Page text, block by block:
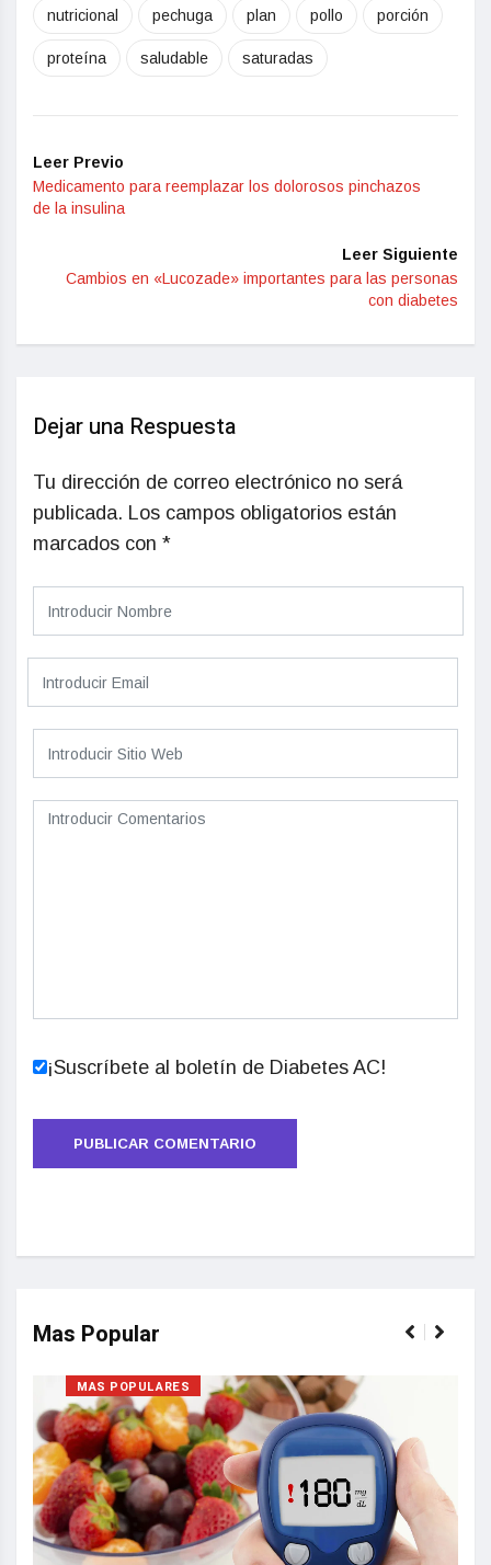
nutricional pechuga plan pollo porción
proteína saludable saturadas
Leer Previo
Medicamento para reemplazar los dolorosos pinchazos
de la insulina
Leer Siguiente
Cambios en «Lucozade» importantes para las personas
con diabetes
Dejar una Respuesta
Tu dirección de correo electrónico no será
publicada. Los campos obligatorios están
marcados con *
¡Suscríbete al boletín de Diabetes AC!
Mas Popular
MAS POPULARES